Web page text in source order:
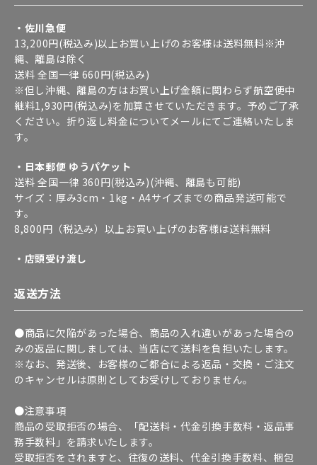
・佐川急便
13,200円(税込み)以上お買い上げのお客様は送料無料※沖
縄、離島は除く
送料 全国一律 660円(税込み)
※但し沖縄、離島の方はお買い上げ金額に関わらず航空便中
継料1,930円(税込み)を加算させていただきます。予めご了承
ください。折り返し料金についてメールにてご連絡いたしま
す。
・日本郵便 ゆうパケット
送料 全国一律 360円(税込み)(沖縄、離島も可能)
サイズ：厚み3cm・1kg・A4サイズまでの商品発送可能で
す。
8,800円（税込み）以上お買い上げのお客様は送料無料
・店頭受け渡し
返送方法
●商品に欠陥があった場合、商品の入れ違いがあった場合の
みの返品に関しましては、当店にて送料を負担いたします。
※なお、発送後、お客様のご都合による返品・交換・ご注文
のキャンセルは原則としてお受けしておりません。
●注意事項
商品の受取拒否の場合、「配送料・代金引換手数料・返品事
務手数料」を請求いたします。
受取拒否をされますと、往復の送料、代金引換手数料、梱包